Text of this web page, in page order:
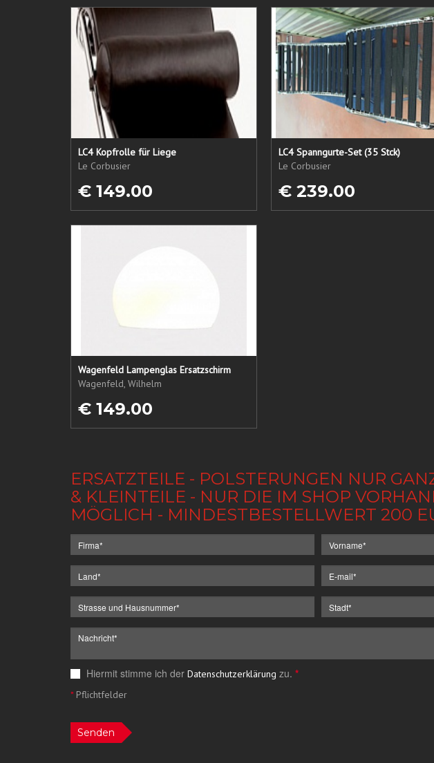
LC4 Kopfrolle für Liege
Le Corbusier
€ 149.00
LC4 Spanngurte-Set (35 Stck)
Le Corbusier
€ 239.00
Wagenfeld Lampenglas Ersatzschirm
Wagenfeld, Wilhelm
€ 149.00
ERSATZTEILE - POLSTERUNGEN NUR
& KLEINTEILE - NUR DIE IM SHOP
MÖGLICH - MINDESTBESTELLWERT 200
Hiermit stimme ich der Datenschutzerklärung zu. *
*Pflichtfelder
Senden